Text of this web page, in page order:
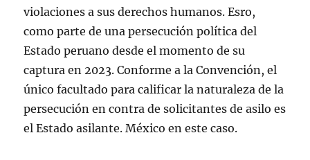
violaciones a sus derechos humanos. Esro,
como parte de una persecución política del
Estado peruano desde el momento de su
captura en 2023. Conforme a la Convención, el
único facultado para calificar la naturaleza de la
persecución en contra de solicitantes de asilo es
el Estado asilante. México en este caso.